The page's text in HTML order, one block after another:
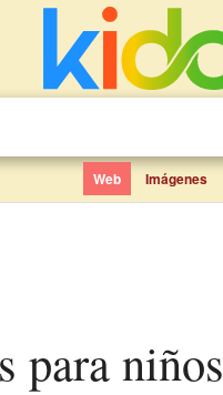
Web Imágenes
para niños